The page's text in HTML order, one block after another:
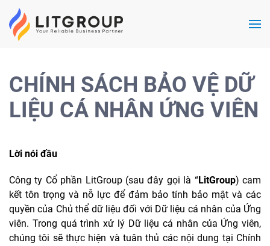
Skip to main content
CHÍNH SÁCH BẢO VỆ DỮ
LIỆU CÁ NHÂN ỨNG VIÊN
Lời nói đầu
Công ty Cổ phần LitGroup (sau đây gọi là “LitGroup) cam
kết tôn trọng và nỗ lực để đảm bảo tính bảo mật và các
quyền của Chủ thể dữ liệu đối với Dữ liệu cá nhân của Ứng
viên. Trong quá trình xử lý Dữ liệu cá nhân của Ứng viên,
chúng tôi sẽ thực hiện và tuân thủ các nội dung tại Chính